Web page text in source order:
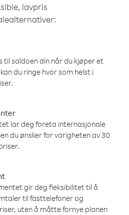
lavpris
saldoen din når du kjøper et
du ringe hvor som helst i
lar deg foreta internasjonale
du ønsker for varigheten av 30
gir deg fleksibilitet til å
til fasttelefoner og
uten å måtte fornye planen